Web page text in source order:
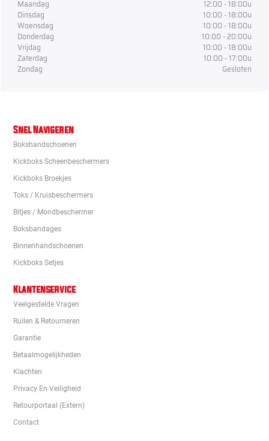
Maandag
12:00 - 18:00u
Dinsdag
10:00 - 18:00u
Woensdag
10:00 - 18:00u
Donderdag
10:00 - 20:00u
Vrijdag
10:00 - 18:00u
Zaterdag
10:00 - 17:00u
Zondag
Gesloten
Snel Navigeren
Bokshandschoenen
Kickboks Scheenbeschermers
Kickboks Broekjes
Toks / Kruisbeschermers
Bitjes / Mondbeschermer
Boksbandages
Binnenhandschoenen
Kickboks Setjes
Klantenservice
Veelgestelde Vragen
Ruilen & Retourneren
Garantie
Betaalmogelijkheden
Klachten
Privacy En Veiligheid
Retourportaal (extern)
Contact